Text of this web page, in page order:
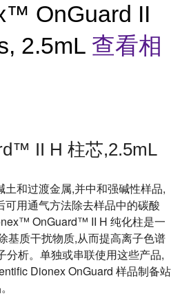
OnGuard II
2.5mL 查看相
II H 柱芯,2.5mL
和过渡金属,并中和强碱性样品,
用通气方法除去样品中的碳酸
OnGuard™ II H 纯化柱是一
基质干扰物质,从而提高离子色谱
分析。单独或串联使用这些产品,
Dionex OnGuard 样品制备站